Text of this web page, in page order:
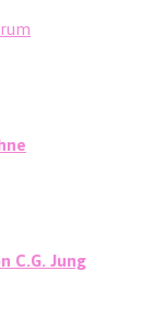
C.G. Jung